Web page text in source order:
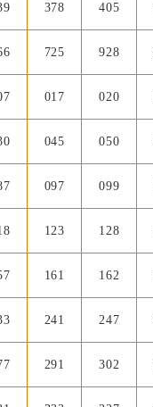
378 405
725 928
017 020
045 050
097 099
123 128
161 162
241 247
291 302